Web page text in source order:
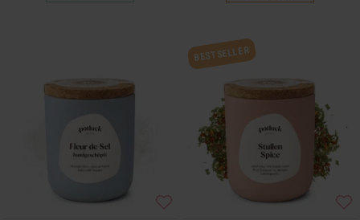
BESTSELLER